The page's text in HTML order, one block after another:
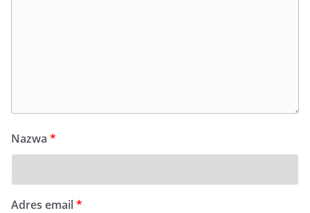
Nazwa *
Adres email*